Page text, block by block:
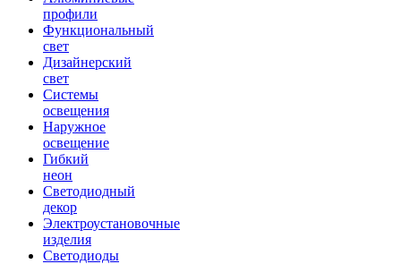
профили
Функциональный
свет
Дизайнерский
свет
Системы
освещения
Наружное
освещение
Гибкий
неон
Светодиодный
декор
Электроустановочные
изделия
Светодиоды